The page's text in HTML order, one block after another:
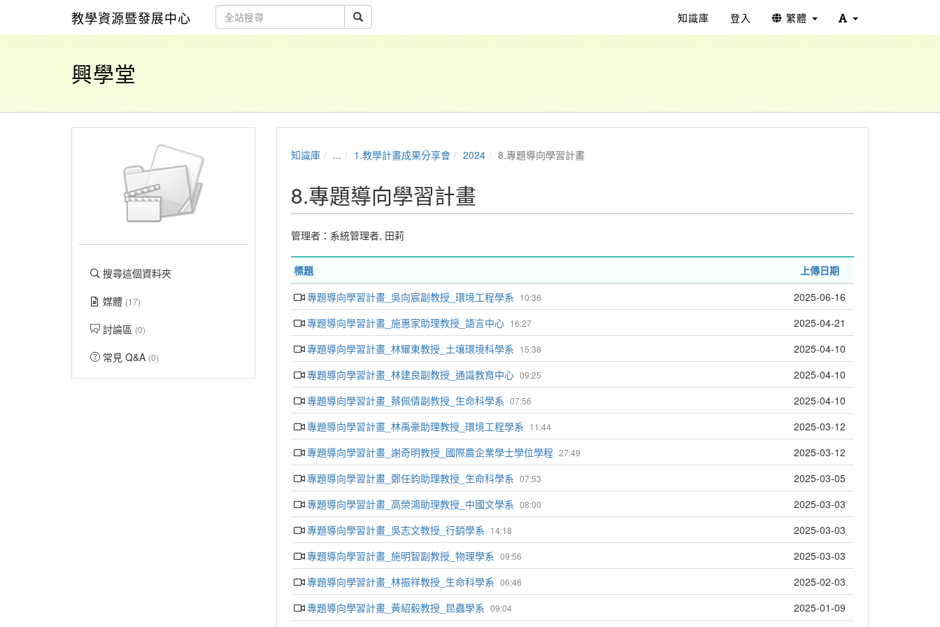
教學資源暨發展中心 知識庫 登入 繁體
興學堂
搜尋這個資料夾
媒體 (17)
討論區 (0)
常見 Q&A (0)
知識庫 ... 1.教學計畫成果分享會 2024 8.專題導向學習計畫
8.專題導向學習計畫
管理者： 系統管理者, 田莉
標題 上傳日期
10:36
專題導向學習計畫_吳向宸副教授_環境工程學系 2025-06-16
16:27
專題導向學習計畫_施惠家助理教授_語言中心 2025-04-21
15:38
專題導向學習計畫_林耀東教授_土壤環境科學系 2025-04-10
09:25
專題導向學習計畫_林建良副教授_通識教育中心 2025-04-10
07:56
專題導向學習計畫_蔡佩倩副教授_生命科學系 2025-04-10
11:44
專題導向學習計畫_林禹豪助理教授_環境工程學系 2025-03-12
27:49
專題導向學習計畫_謝奇明教授_國際農企業學士學位學程 2025-03-12
07:53
專題導向學習計畫_鄭任鈞助理教授_生命科學系 2025-03-05
08:00
專題導向學習計畫_高榮鴻助理教授_中國文學系 2025-03-03
14:18
專題導向學習計畫_吳志文教授_行銷學系 2025-03-03
09:56
專題導向學習計畫_施明智副教授_物理學系 2025-03-03
06:46
專題導向學習計畫_林振祥教授_生命科學系 2025-02-03
09:04
專題導向學習計畫_黃紹毅教授_昆蟲學系
2025-01-09